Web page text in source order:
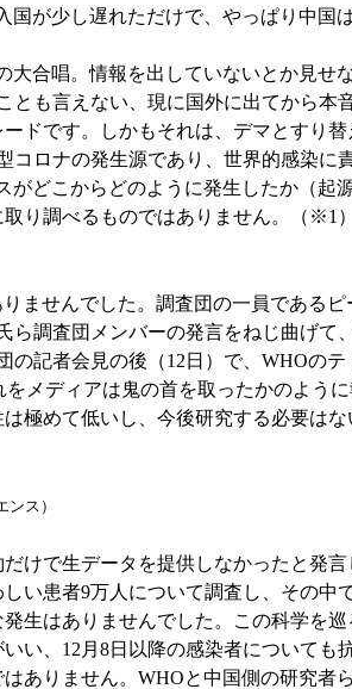
が少し遅れただけで、やっぱり中国
合唱。情報を出していないとか見せ
も言えない、現に国外に出てから本
ドです。しかもそれは、デマとすり替
ロナの発生源であり、世界的感染に
どこからどのように発生したか（起
り調べるものではありません。（※1）
ませんでした。調査団の一員である
調査団メンバーの発言をねじ曲げて
記者会見の後（12日）で、WHOの
メディアは鬼の首を取ったかのよう
極めて低いし、今後研究する必要は
ス）
で生データを提供しなかったと発言
い患者9万人について調査し、その中
生はありませんでした。この科学を
い、12月8日以降の感染者についても
ありません。WHOと中国側の研究者